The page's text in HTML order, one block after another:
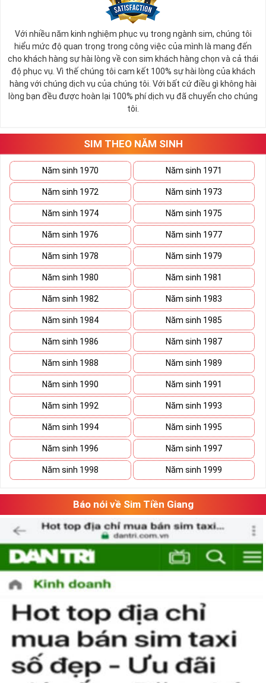
Với nhiều năm kinh nghiệm phục vụ trong ngành sim, chúng tôi
hiểu mức độ quan trọng trong công việc của mình là mang đến
cho khách hàng sự hài lòng về con sim khách hàng chọn và cả thái
độ phục vụ. Vì thế chúng tôi cam kết 100% sự hài lòng của khách
hàng với chúng dịch vụ của chúng tôi. Với bất cứ điều gì không hài
lòng bạn đều được hoàn lại 100% phí dịch vụ đã chuyển cho chúng
tôi.
SIM THEO NĂM SINH
Năm sinh 1970 Năm sinh 1971
Năm sinh 1972 Năm sinh 1973
Năm sinh 1974 Năm sinh 1975
Năm sinh 1976 Năm sinh 1977
Năm sinh 1978 Năm sinh 1979
Năm sinh 1980 Năm sinh 1981
Năm sinh 1982 Năm sinh 1983
Năm sinh 1984 Năm sinh 1985
Năm sinh 1986 Năm sinh 1987
Năm sinh 1988 Năm sinh 1989
Năm sinh 1990 Năm sinh 1991
Năm sinh 1992 Năm sinh 1993
Năm sinh 1994 Năm sinh 1995
Năm sinh 1996 Năm sinh 1997
Năm sinh 1998 Năm sinh 1999
Báo nói về Sim Tiền Giang